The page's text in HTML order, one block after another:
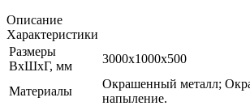
Описание
Характеристики
Размеры
ВхШхГ, мм
3000x1000x500
Материалы
Окрашенный металл;
напыление.